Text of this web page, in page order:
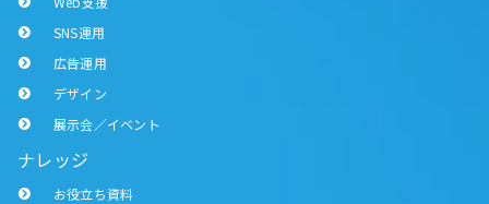
SNS運用
広告運用
デザイン
展示会／イベント
ナレッジ
お役立ち資料